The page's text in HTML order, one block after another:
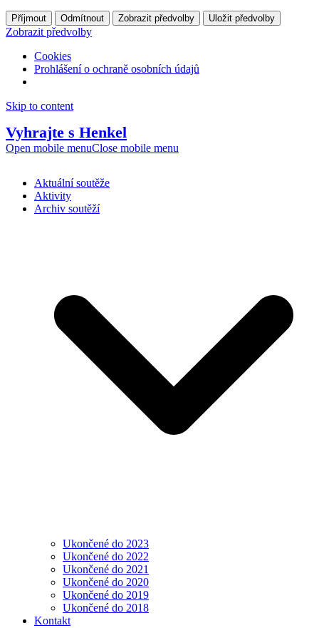
Příjmout Odmítnout Zobrazit předvolby Uložit předvolby
Zobrazit předvolby
Cookies
Prohlášení o ochraně osobních údajů
Skip to content
Vyhrajte s Henkel
Open mobile menuClose mobile menu
Aktuální soutěže
Aktivity
Archiv soutěží
Ukončené do 2023
Ukončené do 2022
Ukončené do 2021
Ukončené do 2020
Ukončené do 2019
Ukončené do 2018
Kontakt